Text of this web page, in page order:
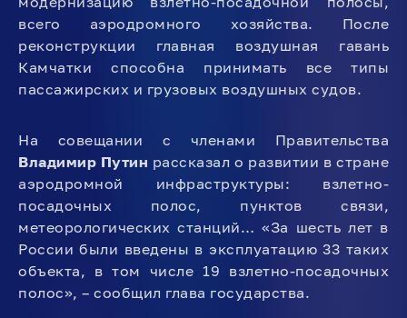
всего аэродромного хозяйства. После
реконструкции главная воздушная гавань
Камчатки способна принимать все типы
пассажирских и грузовых воздушных судов.
На совещании с членами Правительства
Владимир Путин рассказал о развитии в стране
аэродромной инфраструктуры: взлетно-
посадочных полос, пунктов связи,
метеорологических станций… «За шесть лет в
России были введены в эксплуатацию 33 таких
объекта, в том числе 19 взлетно-посадочных
полос», – сообщил глава государства.